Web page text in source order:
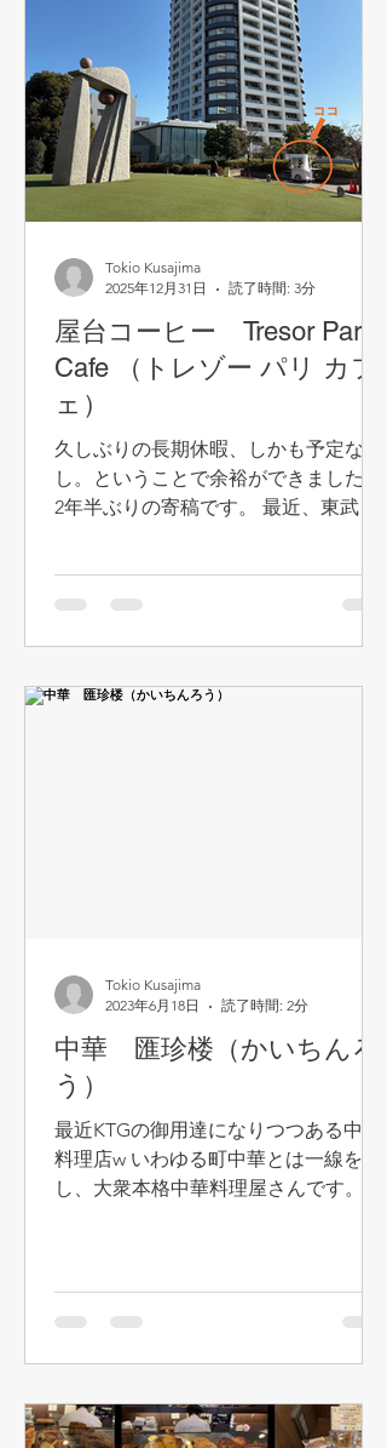
ローになっとんかいな？）。でもここ
のワインはちゃんと美味しいです。そ
の証拠に？ フランス人のお客様がち
ょいちょい来ています。 カリフォルニ
ア系はジンファンデルやピノノワール
がおすすめ。白はオーストリア（オー
ストラリアではない）産とかが美味し
いです。 サワー系も焼酎ではなくてウ
なり味わい深いです。（そもそも和酒
議会議員や医師など地元の名士に度々
遭遇します。実はそんな名士のひと
り、KTGの渡辺ひ○しさんともちょい
ちょいここで飲んでいます。渡辺ひ○
しさんはオペラのメンバーともいらっ
しゃっているようです。あ、そうそ
屋台コーヒー Tresor Paris
Cafe （トレゾー パリ カフ
ェ）
久しぶりの長期休暇、しかも予定な
し。ということで余裕ができましたw
2年半ぶりの寄稿です。 最近、東武東
んが出現します。とはいえ、いつもい
出鬼没。 それもそのはず、なんと屋台
のオーナーは未だ19歳の大学生！ 授
ていない希少な豆を採用しています。
ここのコーヒーを表現するとしたら、
一般の「美味しい」コーヒーの延長線
上には位置しません。コーヒーといい
ながら、全くの別物です。ほとんどの
人が飲んだことがないと思われる、フ
ルーティーで、且つ絶妙な酸味のある
コーヒーを提供してくれます。 このフ
ルーティーな味わいは、私は人生2回
Tokio Kusajima
2025年12月31日
読了時間: 3分
中華 匯珍楼（かいちんろ
う）
最近KTGの御用達になりつつある中華
料理店w いわゆる町中華とは一線を隔
し、大衆本格中華料理屋さんです。い
のご夫婦（厨房には旦那さん、若い...
Tokio Kusajima
2023年6月18日
読了時間: 2分